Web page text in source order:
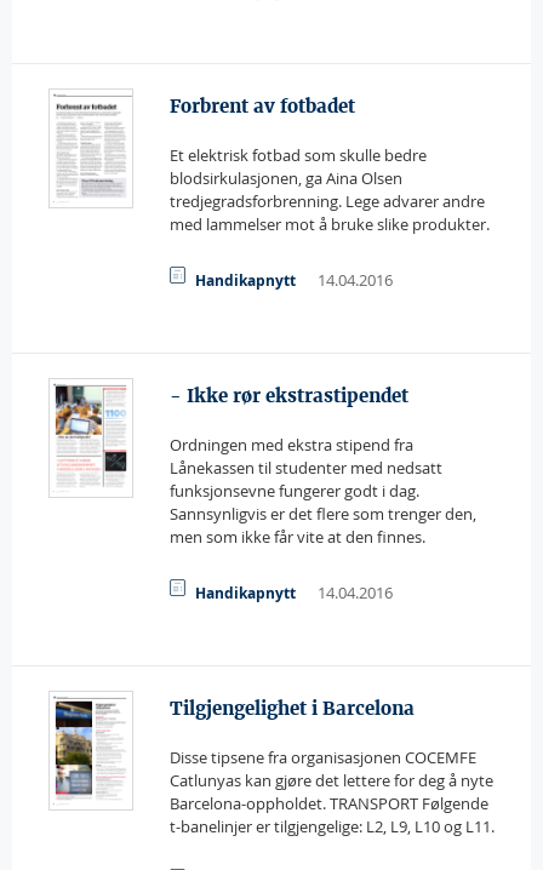
Forbrent av fotbadet
Et elektrisk fotbad som skulle bedre
blodsirkulasjonen, ga Aina Olsen
tredjegradsforbrenning. Lege advarer andre
med lammelser mot å bruke slike produkter.
Handikapnytt 14.04.2016
- Ikke rør ekstrastipendet
Ordningen med ekstra stipend fra
Lånekassen til studenter med nedsatt
funksjonsevne fungerer godt i dag.
Sannsynligvis er det flere som trenger den,
men som ikke får vite at den finnes.
Handikapnytt 14.04.2016
Tilgjengelighet i Barcelona
Disse tipsene fra organisasjonen COCEMFE
Catlunyas kan gjøre det lettere for deg å nyte
Barcelona-oppholdet. TRANSPORT Følgende
t-banelinjer er tilgjengelige: L2, L9, L10 og L11.